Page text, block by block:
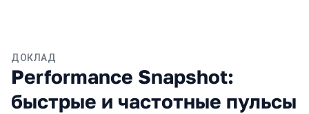
ДОКЛАД
Performance Snapshot:
быстрые и частотные пульсы